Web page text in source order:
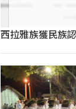
西拉雅族獲民族